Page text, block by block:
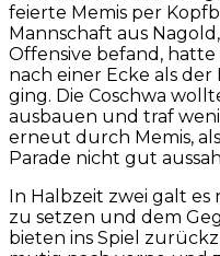
feierte Memis per
Mannschaft aus
Offensive befand,
nach einer Ecke als
ging. Die Coschwa
ausbauen und traf
erneut durch Memis,
Parade nicht gut
In Halbzeit zwei galt
zu setzen und dem
bieten ins Spiel